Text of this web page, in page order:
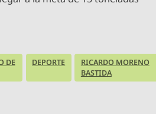
DE
DEPORTE
RICARDO MORENO
BASTIDA